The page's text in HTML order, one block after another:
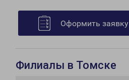
Оформить заявку
Филиалы в Томске